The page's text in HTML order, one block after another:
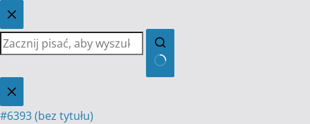
Przejdź
do
treści
Brak
wyników
#6393 (bez tytułu)